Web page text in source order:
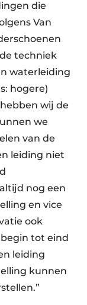
die
Van
techniek
waterleiding
hogere)
wij de
we
van de
leiding niet
nog een
en vice
ook
tot eind
leiding
kunnen